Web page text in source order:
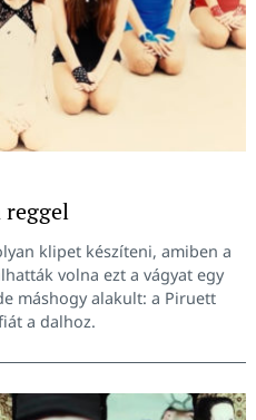
reggel
klipet készíteni, amiben a
volna ezt a vágyat egy
máshogy alakult: a Piruett
a dalhoz.